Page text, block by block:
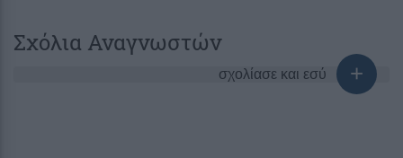
Σχόλια Αναγνωστών
σχολίασε και εσύ